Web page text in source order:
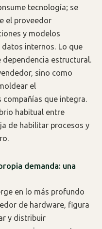
tecnología; se
el proveedor
y modelos
internos. Lo que
estructural.
sino como
el
que integra.
habitual entre
de habilitar procesos y
demanda: una
en lo más profundo
de hardware, figura
y distribuir